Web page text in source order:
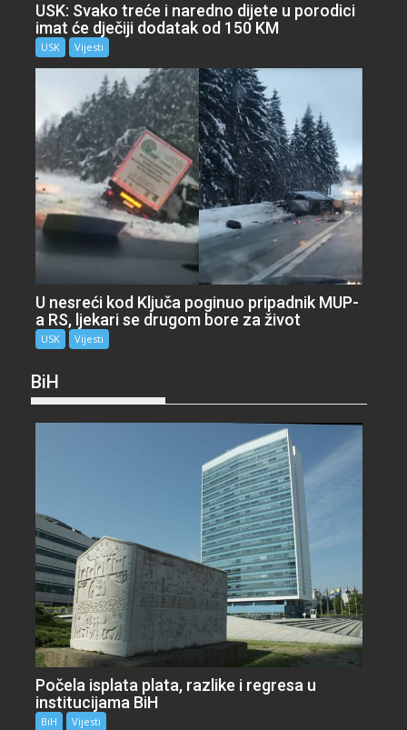
USK: Svako treće i naredno dijete u porodici
imat će dječiji dodatak od 150 KM
USK Vijesti
U nesreći kod Ključa poginuo pripadnik MUP-
a RS, ljekari se drugom bore za život
USK Vijesti
BiH
Počela isplata plata, razlike i regresa u
institucijama BiH
BiH Vijesti